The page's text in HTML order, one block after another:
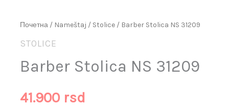
Почетна / Nameštaj / Stolice / Barber Stolica NS 31209
STOLICE
Barber Stolica NS 31209
41.900 rsd